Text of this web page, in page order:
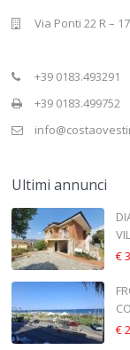
Via Ponti 22 R –
+39 0183.493291
+39 0183.499752
Ultimi annunci
€
€